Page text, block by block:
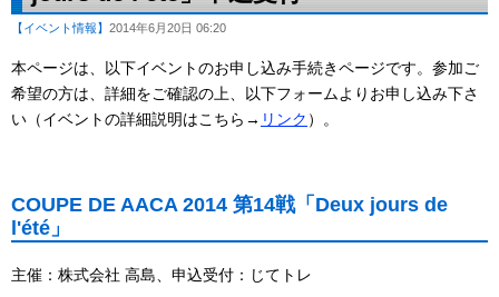
【イベント情報】 2014年6月20日 06:20
本ページは、以下イベントのお申し込み手続きページです。参加ご
希望の方は、詳細をご確認の上、以下フォームよりお申し込み下さ
い（イベントの詳細説明はこちら→ リンク ）。
COUPE DE AACA 2014 第14戦「Deux jours de
l'été」
主催：株式会社 高島、申込受付：じてトレ